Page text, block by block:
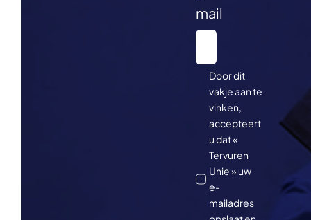
mail
Door dit
vakje aan te
vinken,
accepteert
u dat «
Tervuren
Unie » uw
e-
mailadres